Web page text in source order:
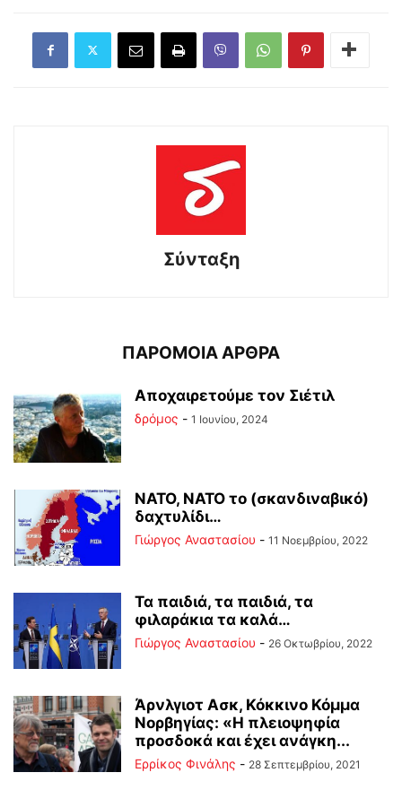
Σύνταξη
ΠΑΡΟΜΟΙΑ ΑΡΘΡΑ
Aποχαιρετούμε τον Σιέτιλ
δρόμος - 1 Ιουνίου, 2024
ΝΑΤΟ, ΝΑΤΟ το (σκανδιναβικό)
δαχτυλίδι…
Γιώργος Αναστασίου - 11 Νοεμβρίου, 2022
Τα παιδιά, τα παιδιά, τα
φιλαράκια τα καλά…
Γιώργος Αναστασίου - 26 Οκτωβρίου, 2022
Άρνλγιοτ Ασκ, Κόκκινο Κόμμα
Νορβηγίας: «Η πλειοψηφία
προσδοκά και έχει ανάγκη...
Ερρίκος Φινάλης - 28 Σεπτεμβρίου, 2021